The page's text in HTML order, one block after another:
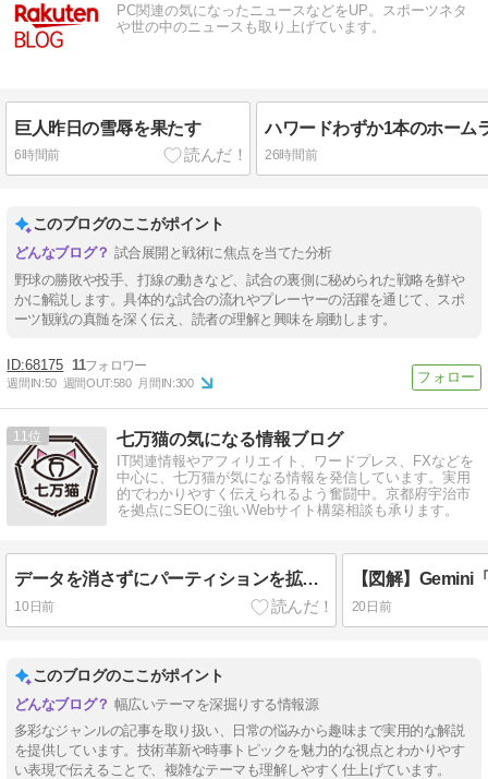
PC関連の気になったニュースなどをUP。スポーツネタ
や世の中のニュースも取り上げています。
巨人昨日の雪辱を果たす
6時間前 26時間前
このブログのここがポイント
試合展開と戦術に焦点を当てた分析
野球の勝敗や投手、打線の動きなど、試合の裏側に秘められた戦略を鮮や
かに解説します。具体的な試合の流れやプレーヤーの活躍を通じて、スポ
ーツ観戦の真髄を深く伝え、読者の理解と興味を扇動します。
68175 11
週間IN:50 週間OUT:580 月間IN:300
11 七万猫の気になる情報ブログ
IT関連情報やアフィリエイト、ワードプレス、FXなどを
中心に、七万猫が気になる情報を発信しています。実用
的でわかりやすく伝えられるよう奮闘中。京都府宇治市
を拠点にSEOに強いWebサイト構築相談も承ります。
データを消さずにパーティションを拡張する方法｜Cドライブの容量不足を解決！
10日前 20日前
このブログのここがポイント
幅広いテーマを深掘りする情報源
多彩なジャンルの記事を取り扱い、日常の悩みから趣味まで実用的な解説
を提供しています。技術革新や時事トピックを魅力的な視点とわかりやす
い表現で伝えることで、複雑なテーマも理解しやすく仕上げています。